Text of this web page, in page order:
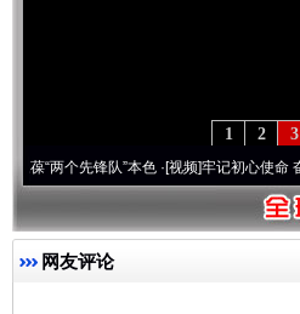
3
2
1
个先锋队”本色·[视频]牢记初心使命 奋进复
网友评论